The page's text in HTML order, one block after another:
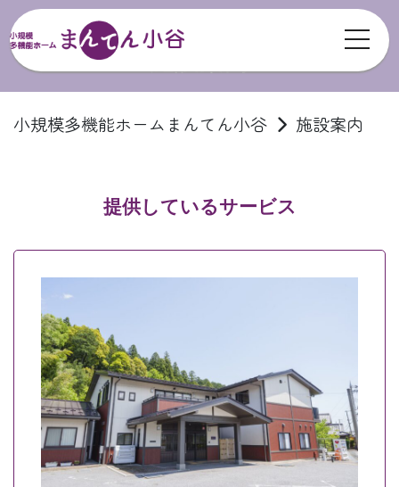
小規模多機能ホームまんてん小谷 施設案内
提供しているサービス